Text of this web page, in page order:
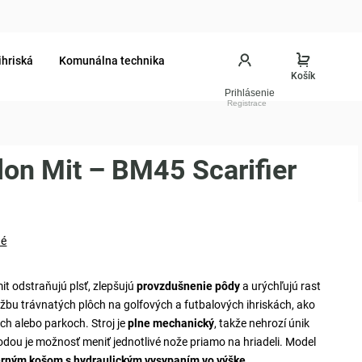
Prihlásenie
Komunálna technika
Mit – BM45 Scarifier
odstraňujú plsť, zlepšujúprovzdušnenie pôdya urýchľujú rast
trávnatých plôch na golfových a futbalových ihriskách, ako
alebo parkoch. Stroj jeplne mechanický, takže nehrozí únik
je možnosť meniť jednotlivé nože priamo na hriadeli. Model